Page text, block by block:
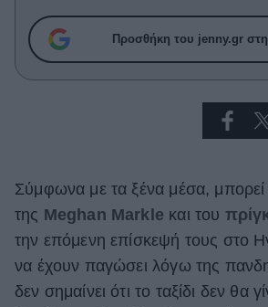
Ζώδια
Cooking
Green
Αφιερώματα
Προσθήκη του jenny.gr
Σύμφωνα με τα ξένα μέσα, μπορεί
της Meghan Markle και του
την επόμενη επίσκεψή τους στο
να έχουν παγώσει λόγω της
δεν σημαίνει ότι το ταξίδι δεν θα